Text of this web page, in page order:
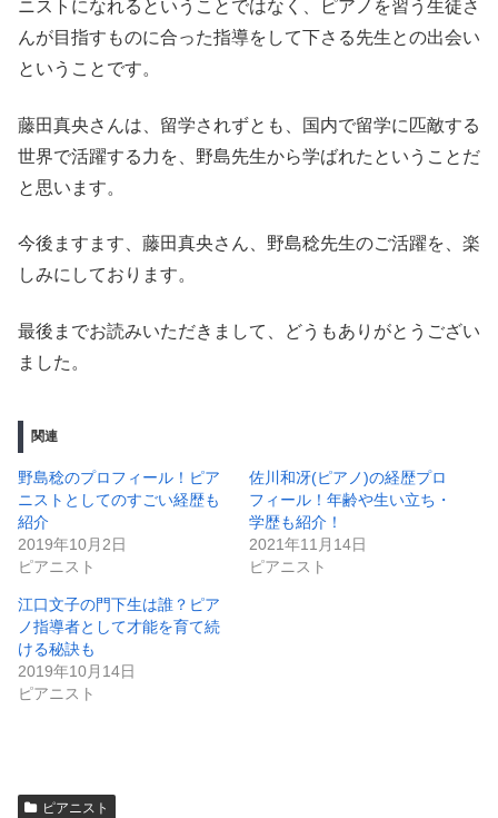
ニストになれるということではなく、ピアノを習う生徒さ
んが目指すものに合った指導をして下さる先生との出会い
ということです。
藤田真央さんは、留学されずとも、国内で留学に匹敵する
世界で活躍する力を、野島先生から学ばれたということだ
と思います。
今後ますます、藤田真央さん、野島稔先生のご活躍を、楽
しみにしております。
最後までお読みいただきまして、どうもありがとうござい
ました。
関連
野島稔のプロフィール！ピア
ニストとしてのすごい経歴も
紹介
2019年10月2日
ピアニスト
佐川和冴(ピアノ)の経歴プロ
フィール！年齢や生い立ち・
学歴も紹介！
2021年11月14日
ピアニスト
江口文子の門下生は誰？ピア
ノ指導者として才能を育て続
ける秘訣も
2019年10月14日
ピアニスト
ピアニスト